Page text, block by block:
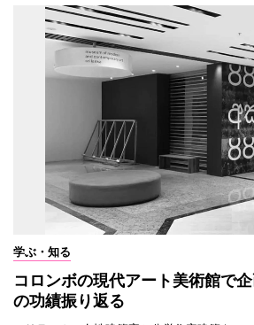
学ぶ・知る
コロンボの現代アート美術館で
の功績振り返る